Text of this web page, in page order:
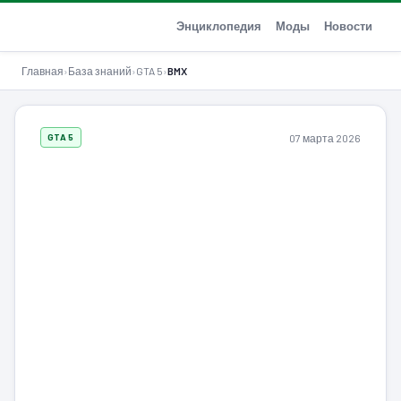
Энциклопедия Моды Новости
Главная›База знаний›GTA 5›BMX
GTA 5 07 марта 2026